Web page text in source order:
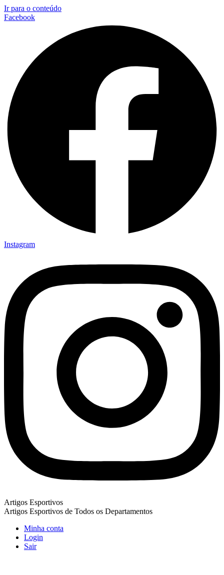
Ir para o conteúdo
Facebook
Instagram
Artigos Esportivos
Artigos Esportivos de Todos os Departamentos
Minha conta
Login
Sair